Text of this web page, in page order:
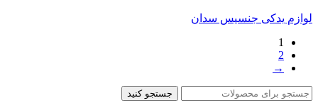
لوازم یدکی جنسیس سدان
1
2
→
جستجو کنید